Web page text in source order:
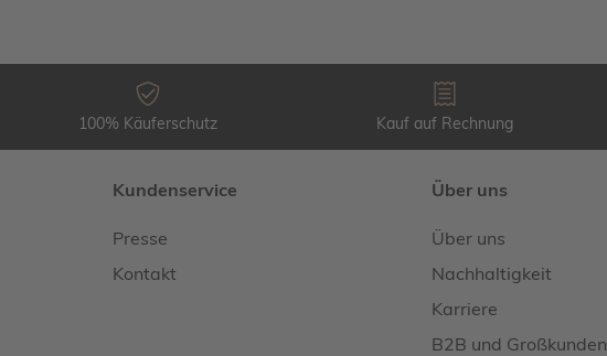
100% Käuferschutz Kauf auf Rechnung
Kundenservice
Presse
Kontakt
Über uns
Über uns
Nachhaltigkeit
Karriere
B2B und Großkunden